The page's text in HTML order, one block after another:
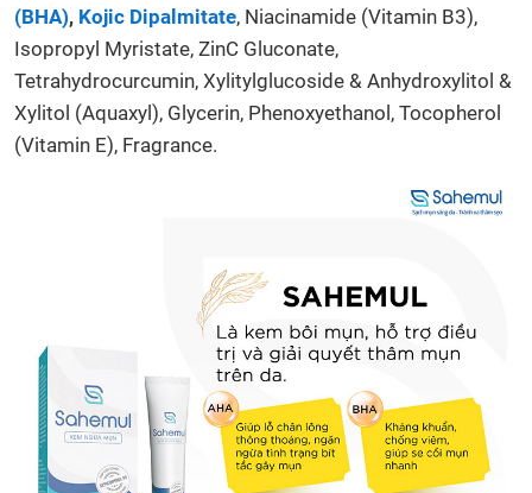
(BHA), Kojic Dipalmitate, Niacinamide (Vitamin B3),
Isopropyl Myristate, ZinC Gluconate,
Tetrahydrocurcumin, Xylitylglucoside & Anhydroxylitol &
Xylitol (Aquaxyl), Glycerin, Phenoxyethanol, Tocopherol
(Vitamin E), Fragrance.